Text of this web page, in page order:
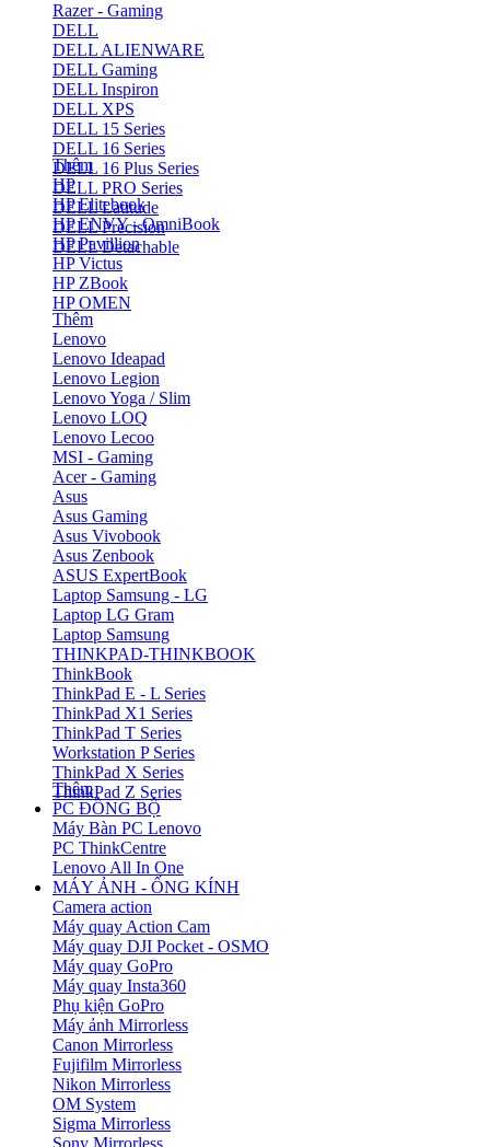
Razer - Gaming
DELL
DELL ALIENWARE
DELL Gaming
DELL Inspiron
DELL XPS
DELL 15 Series
DELL 16 Series
DELL 16 Plus Series
DELL PRO Series
DELL Latitude
DELL Precision
DELL Detachable
Thêm
HP
HP Elitebook
HP ENVY - OmniBook
HP Pavillion
HP Victus
HP ZBook
HP OMEN
Thêm
Lenovo
Lenovo Ideapad
Lenovo Legion
Lenovo Yoga / Slim
Lenovo LOQ
Lenovo Lecoo
MSI - Gaming
Acer - Gaming
Asus
Asus Gaming
Asus Vivobook
Asus Zenbook
ASUS ExpertBook
Laptop Samsung - LG
Laptop LG Gram
Laptop Samsung
THINKPAD-THINKBOOK
ThinkBook
ThinkPad E - L Series
ThinkPad X1 Series
ThinkPad T Series
Workstation P Series
ThinkPad X Series
ThinkPad Z Series
Thêm
PC ĐỒNG BỘ
Máy Bàn PC Lenovo
PC ThinkCentre
Lenovo All In One
MÁY ẢNH - ỐNG KÍNH
Camera action
Máy quay Action Cam
Máy quay DJI Pocket - OSMO
Máy quay GoPro
Máy quay Insta360
Phụ kiện GoPro
Máy ảnh Mirrorless
Canon Mirrorless
Fujifilm Mirrorless
Nikon Mirrorless
OM System
Sigma Mirrorless
Sony Mirrorless